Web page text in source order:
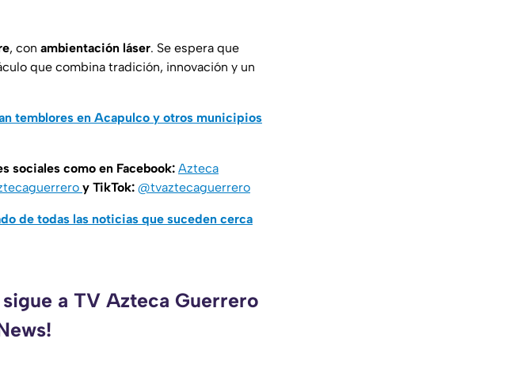
, con ambientación láser. Se espera que
que combina tradición, innovación y un
temblores en Acapulco y otros municipios
sociales como en Facebook: Azteca
y TikTok: @tvaztecaguerrero
de todas las noticias que suceden cerca
a TV Azteca Guerrero